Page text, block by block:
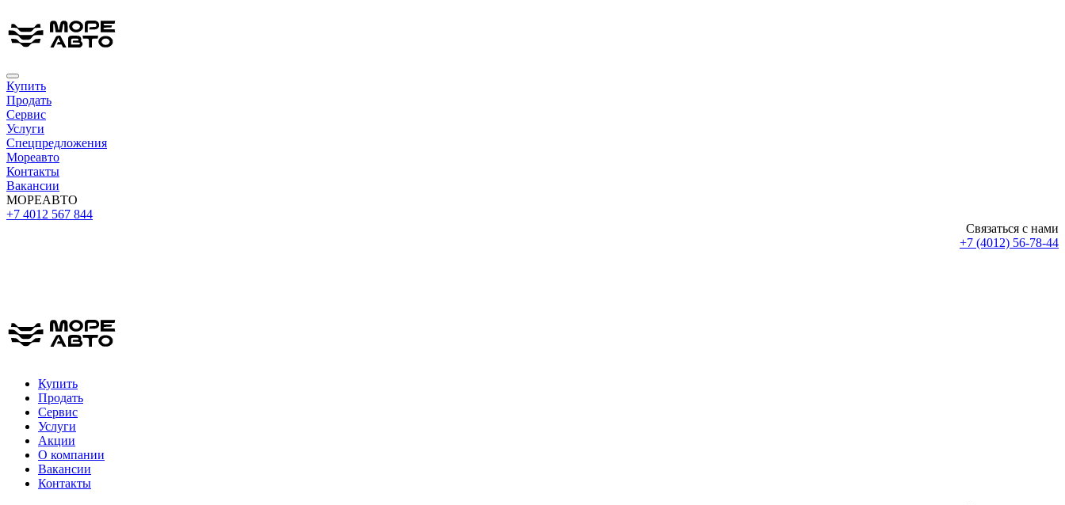
Купить
Продать
Сервис
Услуги
Спецпредложения
Мореавто
Контакты
Вакансии
МОРЕАВТО
+7 4012 567 844
Связаться с нами
+7 (4012) 56-78-44
Купить
Продать
Сервис
Услуги
Акции
О компании
Вакансии
Контакты